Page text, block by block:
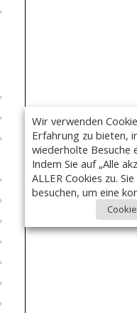
Wir verwenden
Erfahrung zu bieten,
wiederholte Besuche
Indem Sie auf „Alle
ALLER Cookies zu.
besuchen, um eine